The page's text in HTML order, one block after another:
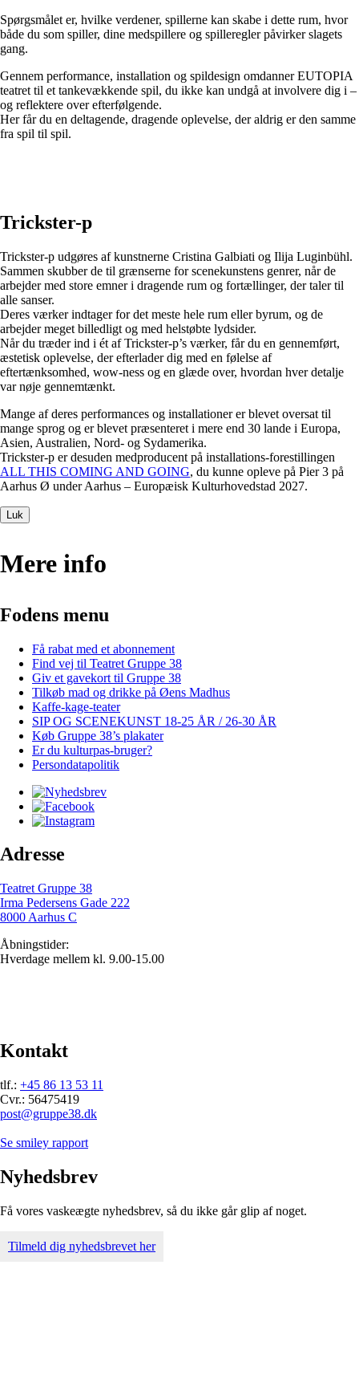
Spørgsmålet er, hvilke verdener, spillerne kan skabe i dette rum, hvor
både du som spiller, dine medspillere og spilleregler påvirker slagets
gang.
Gennem performance, installation og spildesign omdanner EUTOPIA
teatret til et tankevækkende spil, du ikke kan undgå at involvere dig i –
og reflektere over efterfølgende.
Her får du en deltagende, dragende oplevelse, der aldrig er den samme
fra spil til spil.
Trickster-p
Trickster-p udgøres af kunstnerne Cristina Galbiati og Ilija Luginbühl.
Sammen skubber de til grænserne for scenekunstens genrer, når de
arbejder med store emner i dragende rum og fortællinger, der taler til
alle sanser.
Deres værker indtager for det meste hele rum eller byrum, og de
arbejder meget billedligt og med helstøbte lydsider.
Når du træder ind i ét af Trickster-p’s værker, får du en gennemført,
æstetisk oplevelse, der efterlader dig med en følelse af
eftertænksomhed, wow-ness og en glæde over, hvordan hver detalje
var nøje gennemtænkt.
Mange af deres performances og installationer er blevet oversat til
mange sprog og er blevet præsenteret i mere end 30 lande i Europa,
Asien, Australien, Nord- og Sydamerika.
Trickster-p er desuden medproducent på installations-forestillingen
ALL THIS COMING AND GOING, du kunne opleve på Pier 3 på
Aarhus Ø under Aarhus – Europæisk Kulturhovedstad 2027.
Luk
Mere info
Fodens menu
Få rabat med et abonnement
Find vej til Teatret Gruppe 38
Giv et gavekort til Gruppe 38
Tilkøb mad og drikke på Øens Madhus
Kaffe-kage-teater
SIP OG SCENEKUNST 18-25 ÅR / 26-30 ÅR
Køb Gruppe 38’s plakater
Er du kulturpas-bruger?
Persondatapolitik
Adresse
Teatret Gruppe 38
Irma Pedersens Gade 222
8000 Aarhus C
Åbningstider:
Hverdage mellem kl. 9.00-15.00
Kontakt
tlf.: +45 86 13 53 11
Cvr.: 56475419
post@gruppe38.dk
Se smiley rapport
Nyhedsbrev
Få vores vaskeægte nyhedsbrev, så du ikke går glip af noget.
Tilmeld dig nyhedsbrevet her